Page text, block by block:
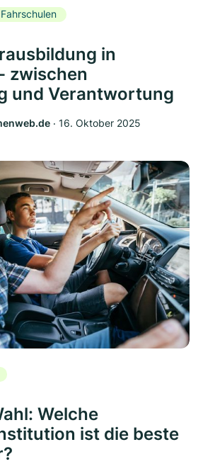
in
zwischen
und Verantwortung
‧ 16. Oktober 2025
Welche
ist die beste